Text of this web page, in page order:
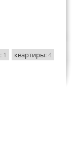
: 1 квартиры: 4